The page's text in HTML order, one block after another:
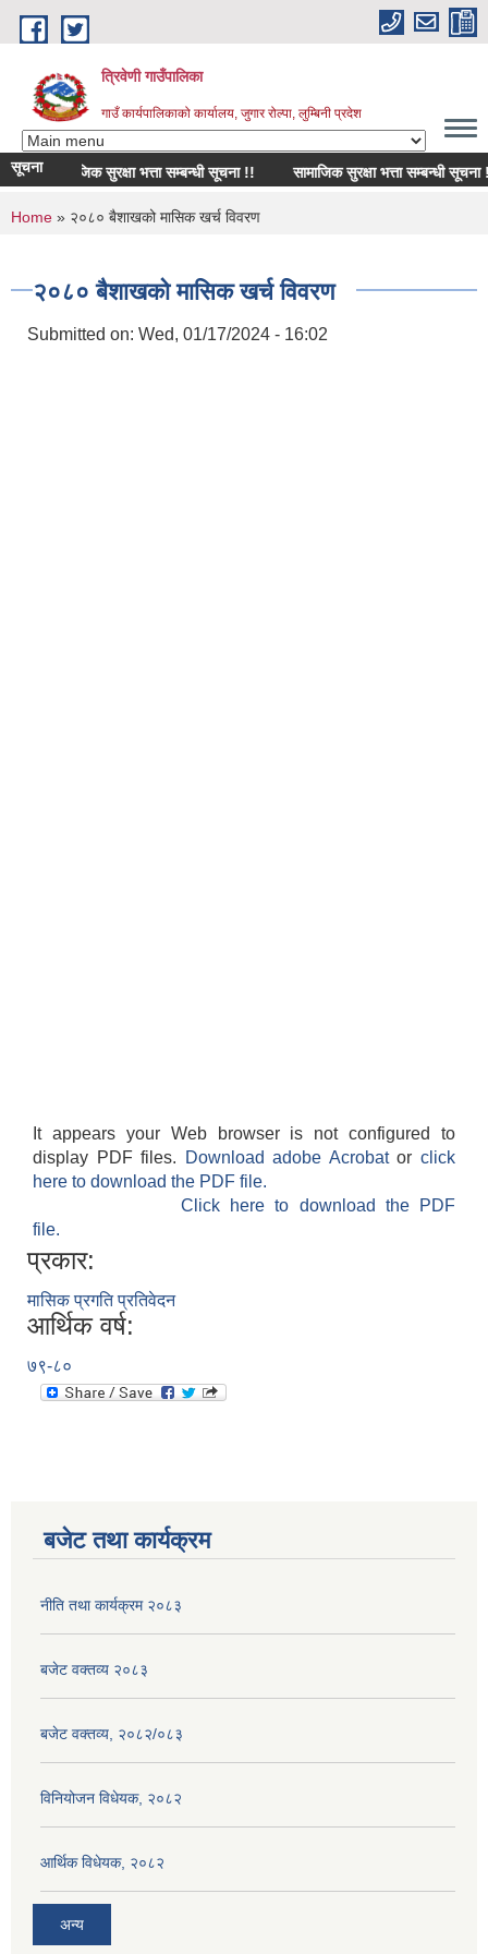
Skip to main content
त्रिवेणी गाउँपालिका
गाउँ कार्यपालिकाको कार्यालय, जुगार रोल्पा, लुम्बिनी प्रदेश
सूचनासामाजिक सुरक्षा भत्ता सम्बन्धी सूचना !! सामाजिक सुरक्षा भत्ता सम्बन्धी सूचना !!
You are here
Home » २०८० बैशाखको मासिक खर्च विवरण
२०८० बैशाखको मासिक खर्च विवरण
Submitted on: Wed, 01/17/2024 - 16:02
It appears your Web browser is not configured to
display PDF files.
Download adobe Acrobatorclick
here to download the PDF file.
Click here to download the PDF
file.
प्रकार:
मासिक प्रगति प्रतिवेदन
आर्थिक वर्ष:
७९-८०
बजेट तथा कार्यक्रम
नीति तथा कार्यक्रम २०८३
बजेट वक्तव्य २०८३
बजेट वक्तव्य, २०८२/०८३
विनियोजन विधेयक, २०८२
आर्थिक विधेयक, २०८२
अन्य